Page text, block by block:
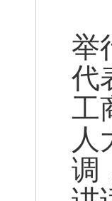
3
举
代
工
人
调